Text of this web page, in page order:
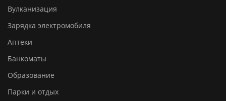
Вулканизация
Зарядка электромобиля
Аптеки
Банкоматы
Образование
Парки и отдых